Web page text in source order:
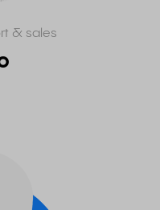
& sales